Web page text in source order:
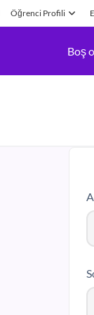
Öğrenci Profili
Boş